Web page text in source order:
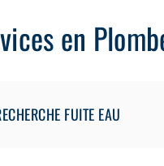
en
FUITE EAU